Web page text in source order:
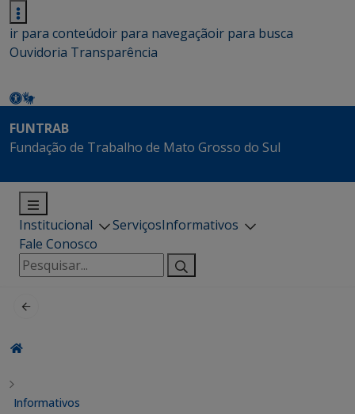
ir para conteúdoir para navegaçãoir para busca
Ouvidoria Transparência
FUNTRAB
Fundação de Trabalho de Mato Grosso do Sul
Institucional ServiçosInformativos
Fale Conosco
Pesquisar
por:
Informativos